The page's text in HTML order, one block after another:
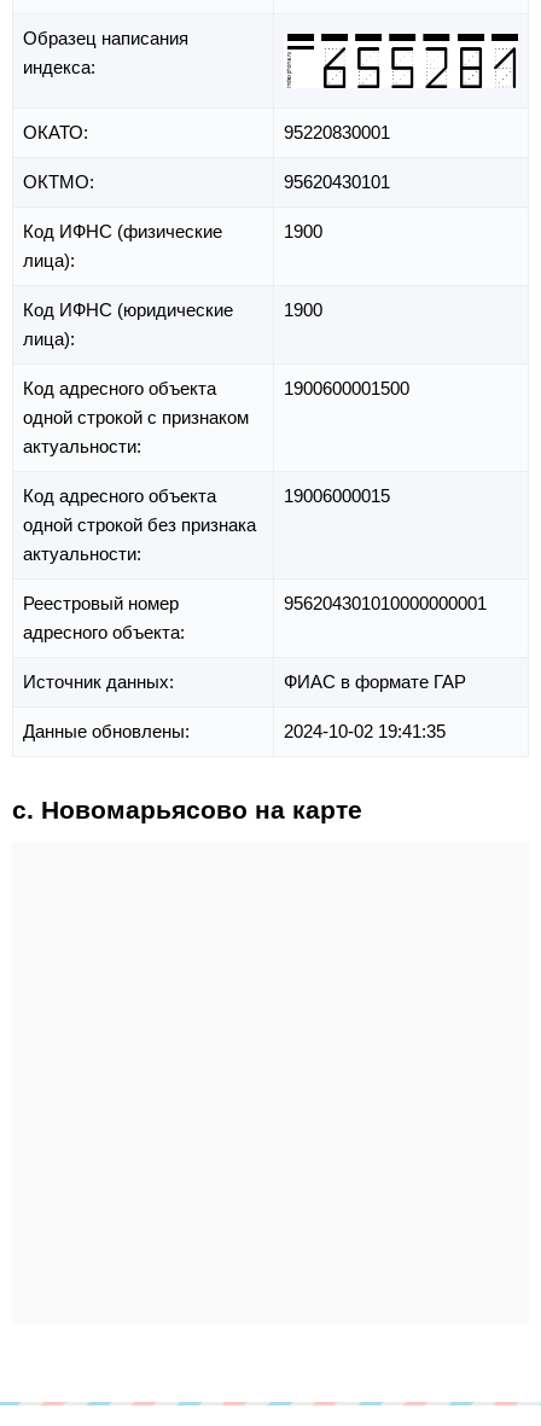
Образец написания
индекса:
ОКАТО: 95220830001
ОКТМО: 95620430101
Код ИФНС (физические
лица):
1900
Код ИФНС (юридические
лица):
1900
Код адресного объекта
одной строкой с признаком
актуальности:
1900600001500
Код адресного объекта
одной строкой без признака
актуальности:
19006000015
Реестровый номер
адресного объекта:
956204301010000000001
Источник данных: ФИАС в формате ГАР
Данные обновлены: 2024-10-02 19:41:35
с. Новомарьясово на карте